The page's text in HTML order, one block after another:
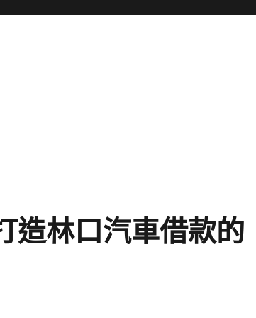
造林口汽車借款的